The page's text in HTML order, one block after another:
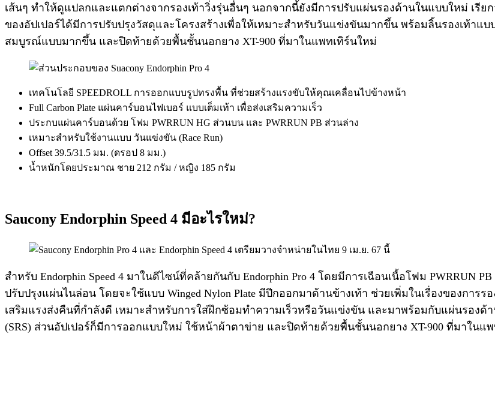
เส้นๆ ทำให้ดูแปลกและแตกต่างจากรองเท้าวิ่งรุ่นอื่นๆ นอกจากนี้ยังมีการปรับแผ่นรองด้านในแบบใหม่ เรียกว่า
ของอัปเปอร์ได้มีการปรับปรุงวัสดุและโครงสร้างเพื่อให้เหมาะสำหรับวันแข่งขันมากขึ้น พร้อมลิ้นรองเท้าแ
สมบูรณ์แบบมากขึ้น และปิดท้ายด้วยพื้นชั้นนอกยาง XT-900 ที่มาในแพทเทิร์นใหม่
เทคโนโลยี SPEEDROLL การออกแบบรูปทรงพื้น ที่ช่วยสร้างแรงขับให้คุณเคลื่อนไปข้างหน้า
Full Carbon Plate แผ่นคาร์บอนไฟเบอร์ แบบเต็มเท้า เพื่อส่งเสริมความเร็ว
ประกบแผ่นคาร์บอนด้วย โฟม PWRRUN HG ส่วนบน และ PWRRUN PB ส่วนล่าง
เหมาะสำหรับใช้งานแบบ วันแข่งขัน (Race Run)
Offset 39.5/31.5 มม. (ดรอป 8 มม.)
น้ำหนักโดยประมาณ ชาย 212 กรัม / หญิง 185 กรัม
Saucony Endorphin Speed 4 มีอะไรใหม่?
สำหรับ Endorphin Speed 4 มาในดีไซน์ที่คล้ายกันกับ Endorphin Pro 4 โดยมีการเฉือนเนื้อโฟม PWRRUN
ปรับปรุงแผ่นไนล่อน โดยจะใช้แบบ Winged Nylon Plate มีปีกออกมาด้านข้างเท้า ช่วยเพิ่มในเรื่องของการ
เสริมแรงส่งคืนที่กำลังดี เหมาะสำหรับการใส่ฝึกซ้อมทำความเร็วหรือวันแข่งขัน และมาพร้อมกับแผ่นรองด้าน
(SRS) ส่วนอัปเปอร์ก็มีการออกแบบใหม่ ใช้หน้าผ้าตาข่าย และปิดท้ายด้วยพื้นชั้นนอกยาง XT-900 ที่มาในแ